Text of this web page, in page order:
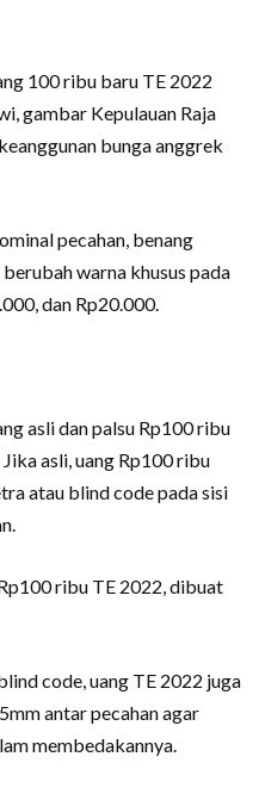
100 ribu baru TE 2022
gambar Kepulauan Raja
bunga anggrek
pecahan, benang
warna khusus pada
dan Rp20.000.
asli dan palsu Rp100 ribu
asli, uang Rp100 ribu
atau blind code pada sisi
ribu TE 2022, dibuat
code, uang TE 2022 juga
antar pecahan agar
membedakannya.